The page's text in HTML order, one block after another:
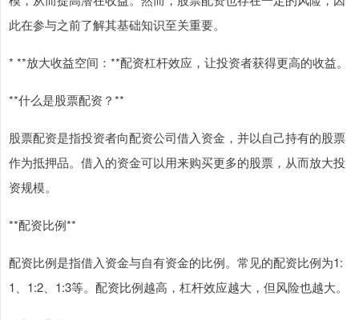
此在参与之前了解其基础知识至关重要。
* **放大收益空间：**配资杠杆效应，让投资者获得更高的收益。
**什么是股票配资？**
股票配资是指投资者向配资公司借入资金，并以自己持有的股票
作为抵押品。借入的资金可以用来购买更多的股票，从而放大投
资规模。
**配资比例**
配资比例是指借入资金与自有资金的比例。常见的配资比例为1:
1、1:2、1:3等。配资比例越高，杠杆效应越大，但风险也越大。